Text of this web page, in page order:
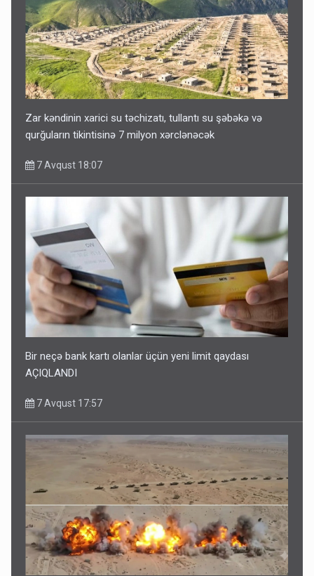
Zar kəndinin xarici su təchizatı, tullantı su şəbəkə və
qurğuların tikintisinə 7 milyon xərclənəcək
7 Avqust 18:07
Bir neçə bank kartı olanlar üçün yeni limit qaydası
AÇIQLANDI
7 Avqust 17:57